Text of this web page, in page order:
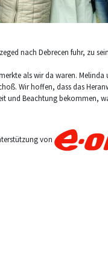
nach Debrecen fuhr, zu
als wir da waren.
Wir hoffen, dass das
und Beachtung bekommen,
von